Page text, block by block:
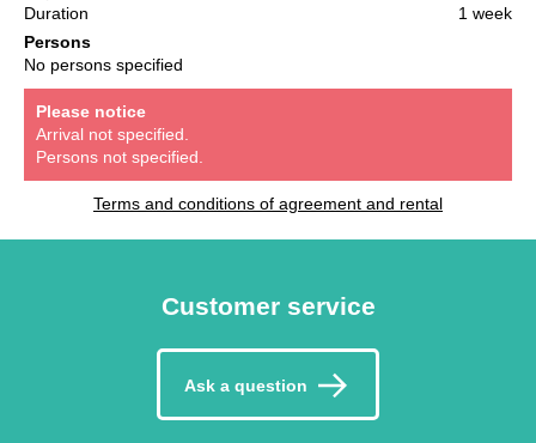
Duration
1 week
Persons
No persons specified
Please notice
Arrival not specified.
Persons not specified.
Terms and conditions of agreement and rental
Customer service
Ask a question